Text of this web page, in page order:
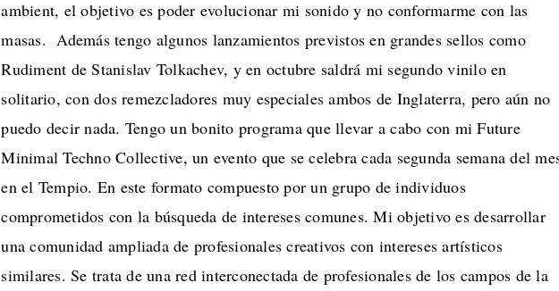
ambient, el objetivo es poder evolucionar mi sonido y no conformarme con las
masas. Además tengo algunos lanzamientos previstos en grandes sellos como
Rudiment de Stanislav Tolkachev, y en octubre saldrá mi segundo vinilo en
solitario, con dos remezcladores muy especiales ambos de Inglaterra, pero aún no
puedo decir nada. Tengo un bonito programa que llevar a cabo con mi Future
Minimal Techno Collective, un evento que se celebra cada segunda semana del
en el Tempio. En este formato compuesto por un grupo de individuos
comprometidos con la búsqueda de intereses comunes. Mi objetivo es desarrollar
una comunidad ampliada de profesionales creativos con intereses artísticos
similares. Se trata de una red interconectada de profesionales de los campos de la